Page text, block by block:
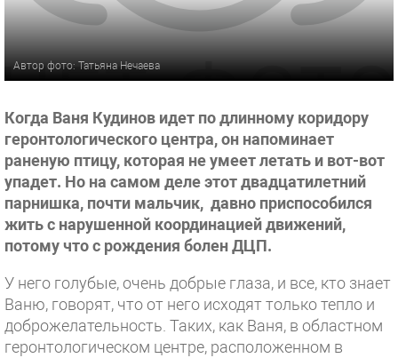
Автор фото: Татьяна Нечаева
Когда Ваня Кудинов идет по длинному коридору
геронтологического центра, он напоминает
раненую птицу, которая не умеет летать и вот-вот
упадет. Но на самом деле этот двадцатилетний
парнишка, почти мальчик, давно приспособился
жить с нарушенной координацией движений,
потому что с рождения болен ДЦП.
У него голубые, очень добрые глаза, и все, кто знает
Ваню, говорят, что от него исходят только тепло и
доброжелательность. Таких, как Ваня, в областном
геронтологическом центре, расположенном в